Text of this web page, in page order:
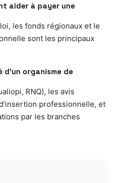
aider à payer une
les fonds régionaux et le
sont les principaux
organisme de
RNQ), les avis
professionnelle, et
par les branches